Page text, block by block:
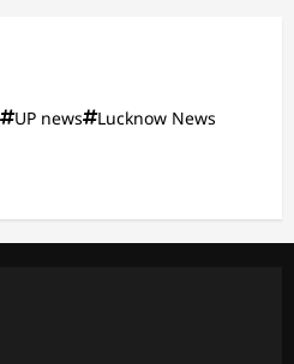
UP news
Lucknow News